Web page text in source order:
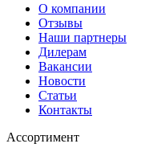
О компании
Отзывы
Наши партнеры
Дилерам
Вакансии
Новости
Статьи
Контакты
Ассортимент